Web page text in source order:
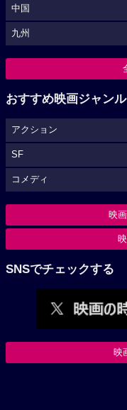
中国
九州
おすすめ映画ジャンル
アクション
SF
コメディ
映
SNSでチェックする
映